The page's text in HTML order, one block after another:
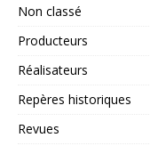
Non classé
Producteurs
Réalisateurs
Repères historiques
Revues